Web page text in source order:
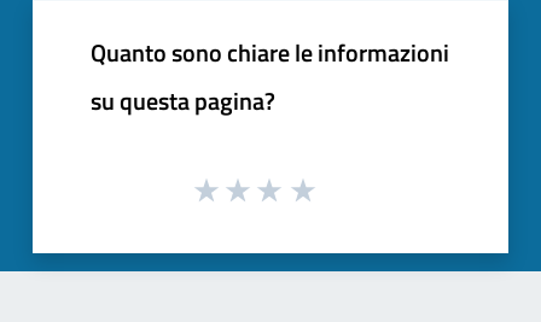
Quanto sono chiare le informazioni
su questa pagina?